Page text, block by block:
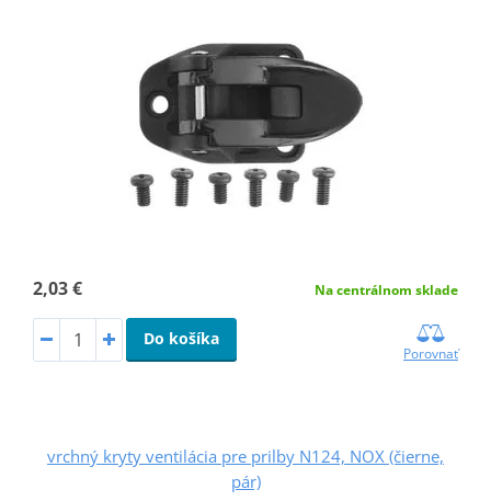
2,03 € Na centrálnom sklade
Do košíka
Porovnať
vrchný kryty ventilácia pre prilby N124, NOX (čierne,
pár)